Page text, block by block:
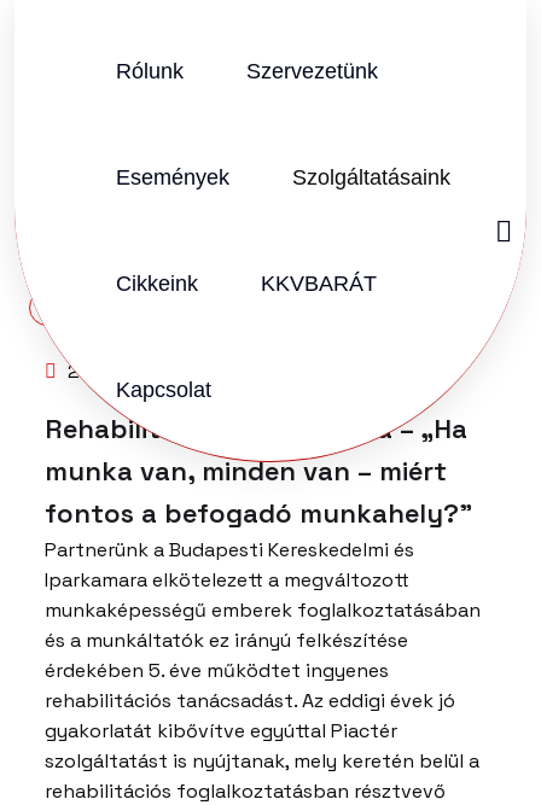
Rólunk Szervezetünk
Események Szolgáltatásaink
Cikkeink KKVBARÁT
Kapcsolat
2025.11.26.
Rehabilitációs Konferencia – „Ha
munka van, minden van – miért
fontos a befogadó munkahely?”
Partnerünk a Budapesti Kereskedelmi és
Iparkamara elkötelezett a megváltozott
munkaképességű emberek foglalkoztatásában
és a munkáltatók ez irányú felkészítése
érdekében 5. éve működtet ingyenes
rehabilitációs tanácsadást. Az eddigi évek jó
gyakorlatát kibővítve egyúttal Piactér
szolgáltatást is nyújtanak, mely keretén belül a
rehabilitációs foglalkoztatásban résztvevő